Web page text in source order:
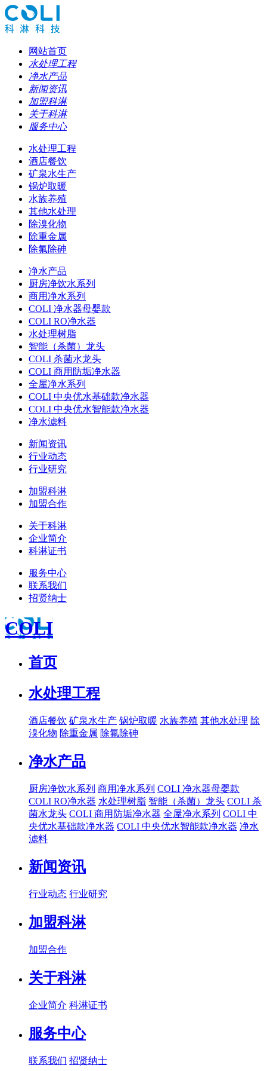
网站首页
水处理工程
净水产品
新闻资讯
加盟科淋
关于科淋
服务中心
水处理工程
酒店餐饮
矿泉水生产
锅炉取暖
水族养殖
其他水处理
除溴化物
除重金属
除氟除砷
净水产品
厨房净饮水系列
商用净水系列
COLI 净水器母婴款
COLI RO净水器
水处理树脂
智能（杀菌）龙头
COLI 杀菌水龙头
COLI 商用防垢净水器
全屋净水系列
COLI 中央优水基础款净水器
COLI 中央优水智能款净水器
净水滤料
新闻资讯
行业动态
行业研究
加盟科淋
加盟合作
关于科淋
企业简介
科淋证书
服务中心
联系我们
招贤纳士
COLI
首页
水处理工程
酒店餐饮 矿泉水生产 锅炉取暖 水族养殖 其他水处理 除
溴化物 除重金属 除氟除砷
净水产品
厨房净饮水系列 商用净水系列 COLI 净水器母婴款
COLI RO净水器 水处理树脂 智能（杀菌）龙头 COLI 杀
菌水龙头 COLI 商用防垢净水器 全屋净水系列 COLI 中
央优水基础款净水器 COLI 中央优水智能款净水器 净水
滤料
新闻资讯
行业动态 行业研究
加盟科淋
加盟合作
关于科淋
企业简介 科淋证书
服务中心
联系我们 招贤纳士